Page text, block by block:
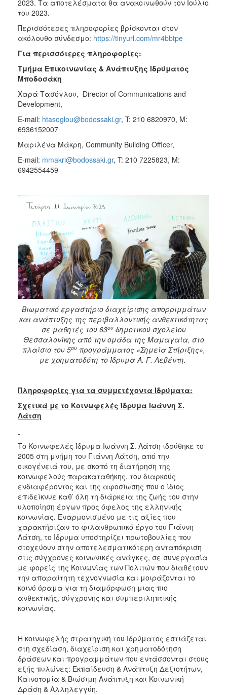
2023. Τα αποτελέσματα θα ανακοινωθούν τον Ιούλιο
του 2023.
Περισσότερες πληροφορίες βρίσκονται στον
ακόλουθο σύνδεσμο: https://tinyurl.com/mr4bbtpe
Για περισσότερες πληροφορίες:
Τμήμα Επικοινωνίας & Ανάπτυξης Ιδρύματος
Μποδοσάκη
Χαρά Τασόγλου, Director of Communications and
Development,
Ε-mail: htasoglou@bodossaki.gr, T: 210 6820970, M:
6936152007
Μαριλένα Μάκρη, Community Building Officer,
E-mail: mmakri@bodossaki.gr, T: 210 7225823, M:
6942554459
Βιωματικό εργαστήριο διαχείρισης απορριμμάτων
και ανάπτυξης της περιβαλλοντικής ανθεκτικότητας
σε μαθητές του 63ουδημοτικού σχολείου
Θεσσαλονίκης από την ομάδα της Μαμαγαία, στο
πλαίσιο του 5ουπρογράμματος «Σημεία Στήριξης»,
με χρηματοδότη το Ίδρυμα Α. Γ. Λεβέντη.
Πληροφορίες για τα συμμετέχοντα Ιδρύματα:
Σχετικά με το Κοινωφελές Ίδρυμα Ιωάννη Σ.
Λάτση
Το Κοινωφελές Ίδρυμα Ιωάννη Σ. Λάτση ιδρύθηκε το
2005 στη μνήμη του Γιάννη Λάτση, από την
οικογένειά του, με σκοπό τη διατήρηση της
κοινωφελούς παρακαταθήκης, του διαρκούς
ενδιαφέροντος και της αφοσίωσης που ο ίδιος
επιδείκνυε καθ’ όλη τη διάρκεια της ζωής του στην
υλοποίηση έργων προς όφελος της ελληνικής
κοινωνίας. Εναρμονισμένο με τις αξίες που
χαρακτήριζαν το φιλανθρωπικό έργο του Γιάννη
Λάτση, το Ίδρυμα υποστηρίζει πρωτοβουλίες που
στοχεύουν στην αποτελεσματικότερη ανταπόκριση
στις σύγχρονες κοινωνικές ανάγκες, σε συνεργασία
με φορείς της Κοινωνίας των Πολιτών που διαθέτουν
την απαραίτητη τεχνογνωσία και μοιράζονται το
κοινό όραμα για τη διαμόρφωση μιας πιο
ανθεκτικής, σύγχρονης και συμπεριληπτικής
κοινωνίας.
Η κοινωφελής στρατηγική του Ιδρύματος εστιάζεται
στη σχεδίαση, διαχείριση και χρηματοδότηση
δράσεων και προγραμμάτων που εντάσσονται στους
εξής πυλώνες: Εκπαίδευση & Ανάπτυξη Δεξιοτήτων,
Καινοτομία & Βιώσιμη Ανάπτυξη και Κοινωνική
Δράση & Αλληλεγγύη.